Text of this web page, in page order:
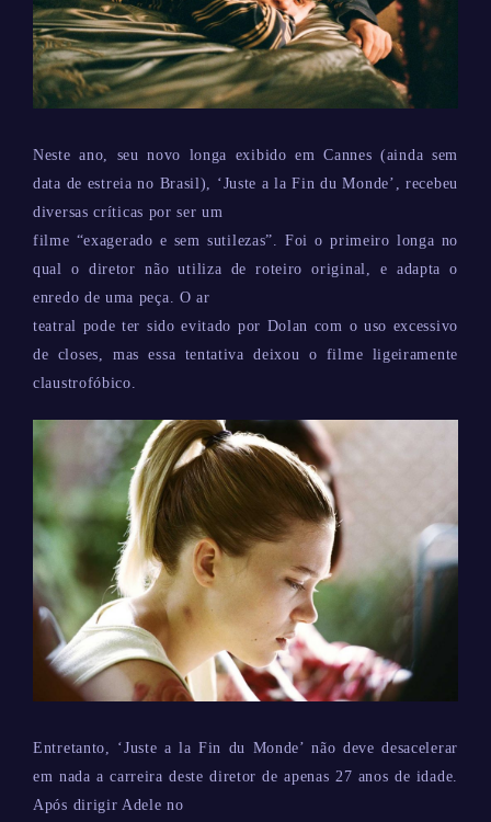
Neste ano, seu novo longa exibido em Cannes (ainda sem
data de estreia no Brasil), ‘Juste a la Fin du Monde’, recebeu
diversas críticas por ser um
filme “exagerado e sem sutilezas”. Foi o primeiro longa no
qual o diretor não utiliza de roteiro original, e adapta o
enredo de uma peça. O ar
teatral pode ter sido evitado por Dolan com o uso excessivo
de closes, mas essa tentativa deixou o filme ligeiramente
claustrofóbico.
Entretanto, ‘Juste a la Fin du Monde’ não deve desacelerar
em nada a carreira deste diretor de apenas 27 anos de idade.
Após dirigir Adele no